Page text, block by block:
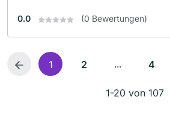
0.0 (0 Bewertungen)
1 2 ... 4
1-20 von 107